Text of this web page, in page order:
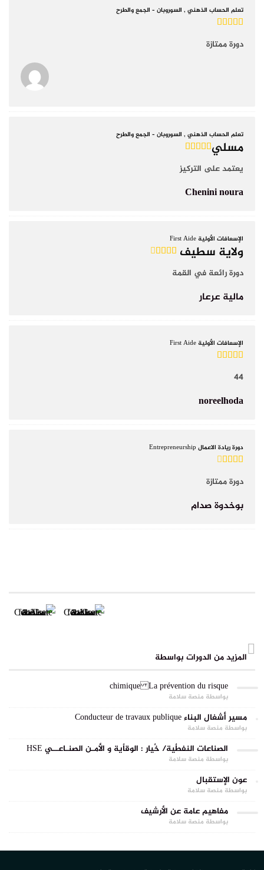
تعلم الحساب الذهني , السوروبان – الجمع والطرح
دورة ممتازة
تعلم الحساب الذهني , السوروبان – الجمع والطرح
مسلي
يعتمد على التركيز
Chenini noura
الإسعافات الأولية First Aide
ولاية سطيف
دورة رائعة في القمة
مالية عرعار
الإسعافات الأولية First Aide
44
noreelhoda
دورة ريادة الاعمال Entrepreneurship
دورة ممتازة
بوخدوة صدام
المزيد من الدورات بواسطة
La prévention du risque chimique
بواسطة منصة سلامة
مسير أشغال البناء Conducteur de travaux publique
بواسطة منصة سلامة
الصناعات النفطٌية/ خٌيار : الوقاٌية و الأمـن الصنـاعــي HSE
بواسطة منصة سلامة
عون الإستقبال
بواسطة منصة سلامة
مفاهيم عامة عن الأرشيف
بواسطة منصة سلامة